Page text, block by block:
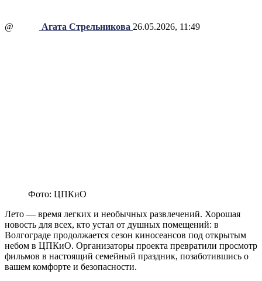
@ Агата Стрельникова 26.05.2026, 11:49
Фото: ЦПКиО
Лето — время легких и необычных развлечений. Хорошая
новость для всех, кто устал от душных помещений: в
Волгограде продолжается сезон киносеансов под открытым
небом в ЦПКиО. Организаторы проекта превратили просмотр
фильмов в настоящий семейный праздник, позаботившись о
вашем комфорте и безопасности.